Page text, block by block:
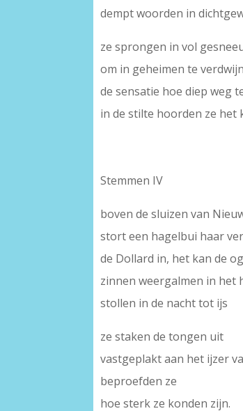
dempt woorden in
ze sprongen in vol
om in geheimen te
de sensatie hoe diep weg
in de stilte hoorden ze het
Stemmen IV
boven de sluizen van
stort een hagelbui haar
de Dollard in, het kan de
zinnen weergalmen in het
stollen in de nacht tot ijs
ze staken de tongen uit
vastgeplakt aan het ijzer
beproefden ze
hoe sterk ze konden zijn.